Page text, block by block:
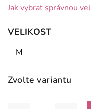
Zvolte variantu
Jak vybrat správnou
VELIKOST